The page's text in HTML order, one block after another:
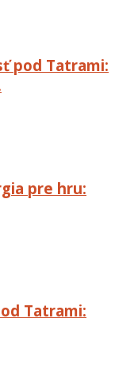
pod Tatrami:
pre hru:
Tatrami: